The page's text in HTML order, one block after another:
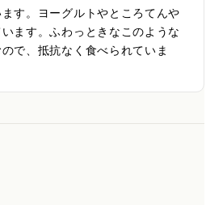
す。ヨーグルトやところてんや
ます。ふわっときなこのような
で、抵抗なく食べられていま